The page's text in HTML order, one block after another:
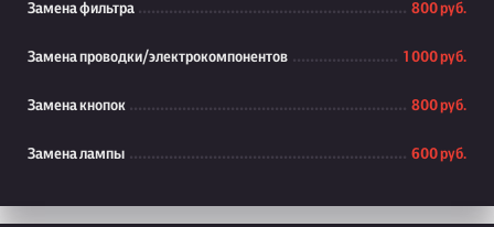
Замена фильтра 800 руб.
Замена проводки/электрокомпонентов 1 000 руб.
Замена кнопок 800 руб.
Замена лампы 600 руб.